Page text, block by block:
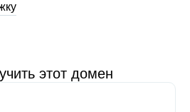
этот домен